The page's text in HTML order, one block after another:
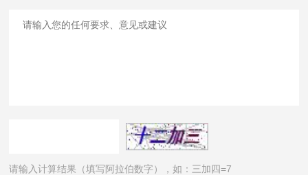
请输入计算结果（填写阿拉伯数字），如：三加四=7